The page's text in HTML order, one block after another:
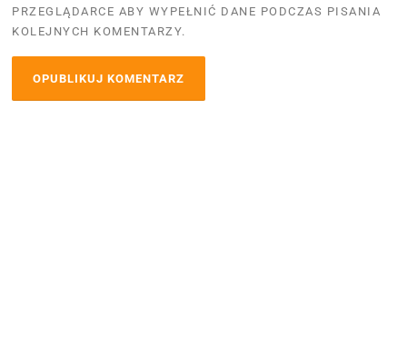
PRZEGLĄDARCE ABY WYPEŁNIĆ DANE PODCZAS PISANIA
KOLEJNYCH KOMENTARZY.